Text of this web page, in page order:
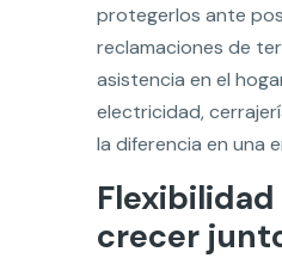
protegerlos ante
reclamaciones de
asistencia en el
electricidad,
la diferencia en una
Flexibilidad
crecer